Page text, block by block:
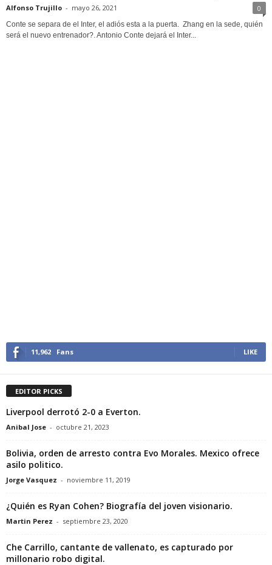
Alfonso Trujillo - mayo 26, 2021 0
Conte se separa de el Inter, el adiós esta a la puerta. Zhang en la sede, quién
será el nuevo entrenador?. Antonio Conte dejará el Inter...
11,962 Fans LIKE
EDITOR PICKS
Liverpool derrotó 2-0 a Everton.
Anibal Jose - octubre 21, 2023
Bolivia, orden de arresto contra Evo Morales. Mexico ofrece
asilo politico.
Jorge Vasquez - noviembre 11, 2019
¿Quién es Ryan Cohen? Biografía del joven visionario.
Martin Perez - septiembre 23, 2020
Che Carrillo, cantante de vallenato, es capturado por
millonario robo digital.